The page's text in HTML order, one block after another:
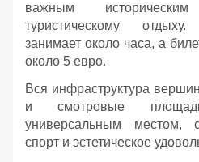
важным
туристическому
занимает около часа, а
около 5 евро.
Вся инфраструктура
и смотровые
универсальным местом,
спорт и эстетическое